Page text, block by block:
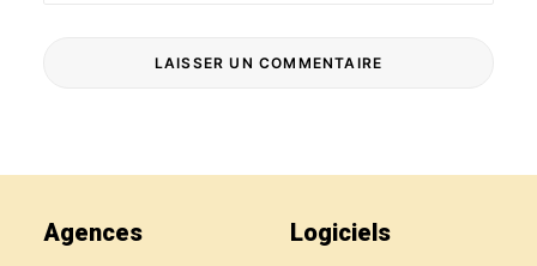
Agences Logiciels